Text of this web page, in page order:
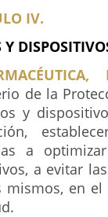
IV.
de la
y
a
a evitar
en